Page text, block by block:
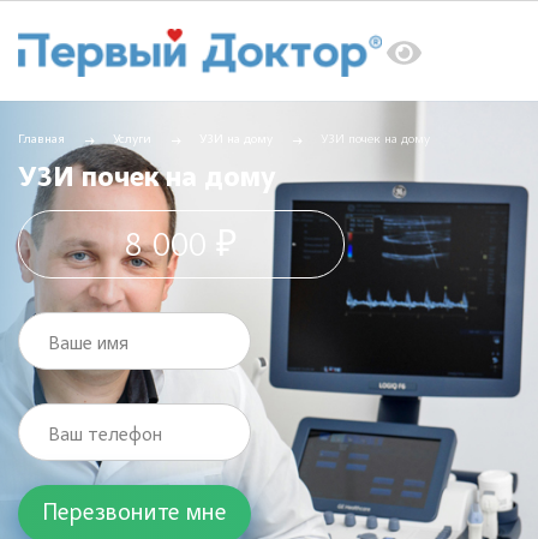
Главная Услуги УЗИ почек на дому
УЗИ почек на дому
8 000 ₽
Ваше имя
Ваш телефон